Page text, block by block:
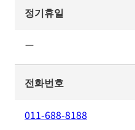
정기휴일
ー
전화번호
011-688-8188